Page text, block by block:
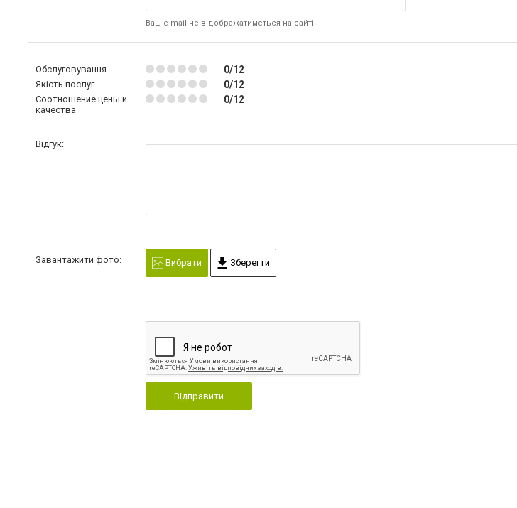
Ваш e-mail не відображатиметься на сайті
Обслуговування 0/12
Якість послуг 0/12
Соотношение цены и
качества
0/12
Відгук:
Завантажити фото: Вибрати Зберегти
Відправити